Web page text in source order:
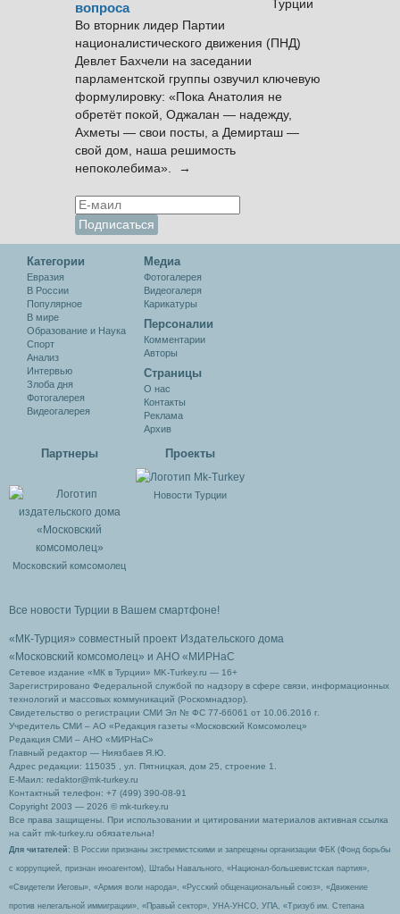
вопроса
Во вторник лидер Партии
националистического движения (ПНД)
Девлет Бахчели на заседании
парламентской группы озвучил ключевую
формулировку: «Пока Анатолия не
обретёт покой, Оджалан — надежду,
Ахметы — свои посты, а Демирташ —
свой дом, наша решимость
непоколебима». →
Категории
Евразия
В России
Популярное
В мире
Образование и Наука
Спорт
Анализ
Интервью
Злоба дня
Фотогалерея
Видеогалерея
Медиа
Фотогалерея
Видеогалеря
Карикатуры
Персоналии
Комментарии
Авторы
Cтраницы
О нас
Контакты
Реклама
Архив
Партнеры
Московский комсомолец
Проекты
Новости Турции
Все новости Турции в Вашем смартфоне!
«МК-Турция» совместный проект Издательского дома
«Московский комсомолец» и АНО «МИРНаС
Сетевое издание «МК в Турции» MK-Turkey.ru — 16+
Зарегистрировано Федеральной службой по надзору в сфере связи, информационных
технологий и массовых коммуникаций (Роскомнадзор).
Свидетельство о регистрации СМИ Эл № ФС 77-66061 от 10.06.2016 г.
Учредитель СМИ – АО «Редакция газеты «Московский Комсомолец»
Редакция СМИ – АНО «МИРНаС»
Главный редактор — Ниязбаев Я.Ю.
Адрес редакции: 115035 , ул. Пятницкая, дом 25, строение 1.
Е-Маил: redaktor@mk-turkey.ru
Контактный телефон: +7 (499) 390-08-91
Copyright 2003 — 2026 © mk-turkey.ru
Все права защищены. При использовании и цитировании материалов активная ссылка
на сайт mk-turkey.ru обязательна!
Для читателей : В России признаны экстремистскими и запрещены организации ФБК (Фонд борьбы
с коррупцией, признан иноагентом), Штабы Навального, «Национал-большевистская партия»,
«Свидетели Иеговы», «Армия воли народа», «Русский общенациональный союз», «Движение
против нелегальной иммиграции», «Правый сектор», УНА-УНСО, УПА, «Тризуб им. Степана